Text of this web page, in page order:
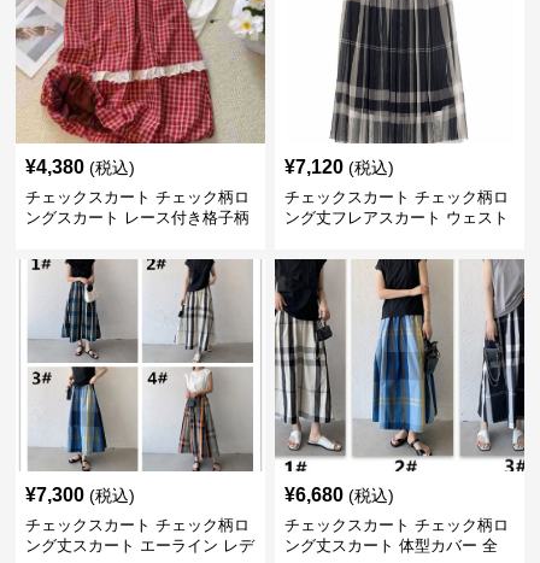
¥4,380 (税込)
チェックスカート チェック柄ロ
ングスカート レース付き格子柄
¥7,120 (税込)
チェックスカート チェック柄ロ
ング丈フレアスカート ウェスト
¥7,300 (税込)
チェックスカート チェック柄ロ
ング丈スカート エーライン レデ
¥6,680 (税込)
チェックスカート チェック柄ロ
ング丈スカート 体型カバー 全